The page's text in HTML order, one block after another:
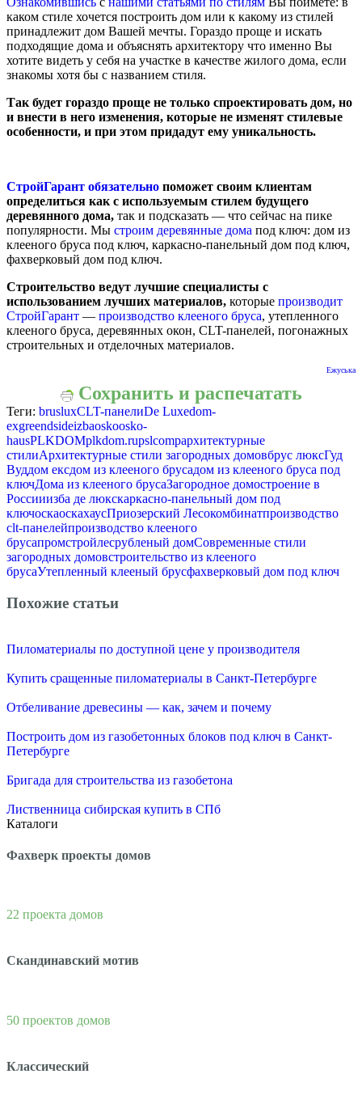
каком стиле хочется построить дом или к какому из стилей
принадлежит дом Вашей мечты. Гораздо проще и искать
подходящие дома и объяснять архитектору что именно Вы
хотите видеть у себя на участке в качестве жилого дома, если
знакомы хотя бы с названием стиля.
Так будет гораздо проще не только спроектировать дом, но
и внести в него изменения, которые не изменят стилевые
особенности, и при этом придадут ему уникальность.
СтройГарант обязательно поможет своим клиентам
определиться как с используемым стилем будущего
деревянного дома, так и подсказать — что сейчас на пике
популярности. Мы строим деревянные дома под ключ: дом из
клееного бруса под ключ, каркасно-панельный дом под ключ,
фахверковый дом под ключ.
Строительство ведут лучшие специалисты с
использованием лучших материалов, которые производит
СтройГарант — производство клееного бруса, утепленного
клееного бруса, деревянных окон, CLT-панелей, погонажных
строительных и отделочных материалов.
Ежуська
Сохранить и распечатать
Теги: brusluxCLT-панелиDe Luxedom-
exgreendsideizbaoskoosko-
hausPLKDOMplkdom.rupslcompархитектурные
стилиАрхитектурные стили загородных домовбрус люксГуд
Вуддом ексдом из клееного брусадом из клееного бруса под
ключДома из клееного брусаЗагородное домостроение в
Россииизба де люкскаркасно-панельный дом под
ключоскаоскахаусПриозерский Лесокомбинатпроизводство
clt-панелейпроизводство клееного
брусапромстройлесрубленый домСовременные стили
загородных домовстроительство из клееного
брусаУтепленный клееный брусфахверковый дом под ключ
Похожие статьи
Пиломатериалы по доступной цене у производителя
Купить сращенные пиломатериалы в Санкт-Петербурге
Отбеливание древесины — как, зачем и почему
Построить дом из газобетонных блоков под ключ в Санкт-
Петербурге
Бригада для строительства из газобетона
Лиственница сибирская купить в СПб
Каталоги
Фахверк проекты домов
22 проекта домов
Скандинавский мотив
50 проектов домов
Классический